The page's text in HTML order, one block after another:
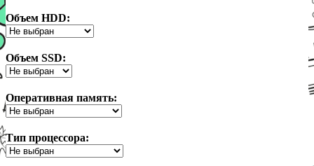
Объем HDD:
Объем SSD:
Оперативная память:
Тип процессора: